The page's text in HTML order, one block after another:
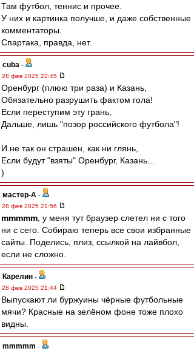
Там футбол, теннис и прочее.
У них и картинка получше, и даже собственные
комментаторы.
Спартака, правда, нет.
cuba -
28 фев 2025 22:45
Оренбург (плюю три раза) и Казань,
Обязательно разрушить фактом гола!
Если переступим эту грань,
Дальше, лишь "позор российского футбола"!
И не так он страшен, как ни глянь,
Если будут "взяты" Оренбург, Казань...
)
мастер-А -
28 фев 2025 21:56
mmmmm , у меня тут браузер слетел ни с того
ни с сего. Собираю теперь все свои избранные
сайты. Поделись, плиз, ссылкой на лайвбол,
если не сложно.
Карелин -
28 фев 2025 21:44
Выпускают ли буржуины чёрные футбольные
мячи? Красные на зелёном фоне тоже плохо
видны.
mmmmm -